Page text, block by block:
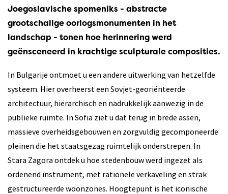
Joegoslavische spomeniks - abstracte
grootschalige oorlogsmonumenten in het
landschap - tonen hoe herinnering werd
geënsceneerd in krachtige sculpturale composities.
In Bulgarije ontmoet u een andere uitwerking van hetzelfde
systeem. Hier overheerst een Sovjet-georiënteerde
architectuur, hiërarchisch en nadrukkelijk aanwezig in de
publieke ruimte. In Sofia ziet u dat terug in brede assen,
massieve overheidsgebouwen en zorgvuldig gecomponeerde
pleinen die het staatsgezag ruimtelijk onderstrepen. In
Stara Zagora ontdek u hoe stedenbouw werd ingezet als
ordenend instrument, met rationele verkaveling en strak
gestructureerde woonzones. Hoogtepunt is het iconische